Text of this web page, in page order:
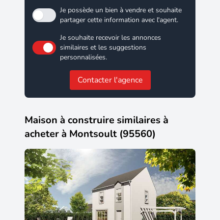
Je possède un bien à vendre et souhaite
partager cette information avec l'agent.
Je souhaite recevoir les annonces
similaires et les suggestions
personnalisées.
Contacter l'agence
Maison à construire similaires à
acheter à Montsoult (95560)